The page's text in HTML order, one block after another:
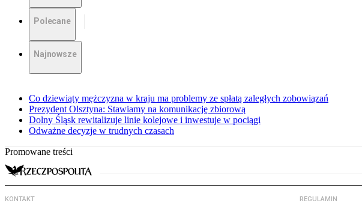
Polecane
Najnowsze
Co dziewiąty mężczyzna w kraju ma problemy ze spłatą zaległych zobowiązań
Prezydent Olsztyna: Stawiamy na komunikację zbiorową
Dolny Śląsk rewitalizuje linie kolejowe i inwestuje w pociągi
Odważne decyzje w trudnych czasach
Promowane treści
KONTAKT REGULAMIN